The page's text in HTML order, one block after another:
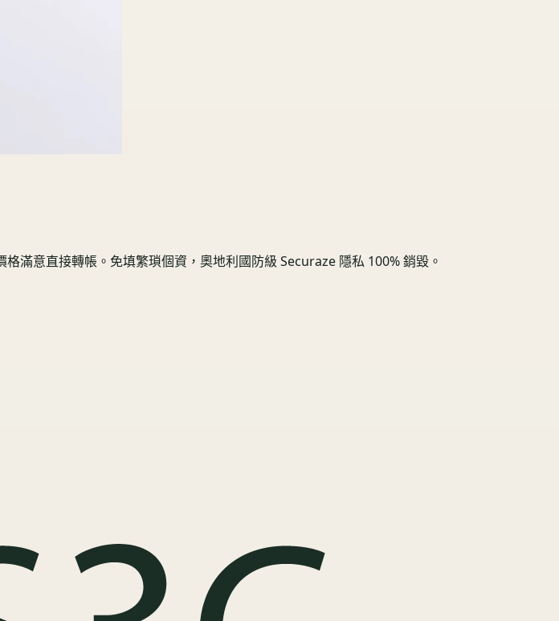
滿意直接轉帳。免填繁瑣個資，奧地利國防級 Securaze 隱私 100% 銷毀。